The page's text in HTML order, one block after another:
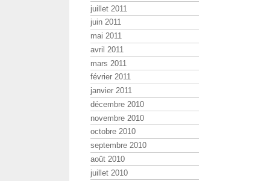
juillet 2011
juin 2011
mai 2011
avril 2011
mars 2011
février 2011
janvier 2011
décembre 2010
novembre 2010
octobre 2010
septembre 2010
août 2010
juillet 2010